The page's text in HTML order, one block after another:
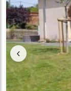
‹